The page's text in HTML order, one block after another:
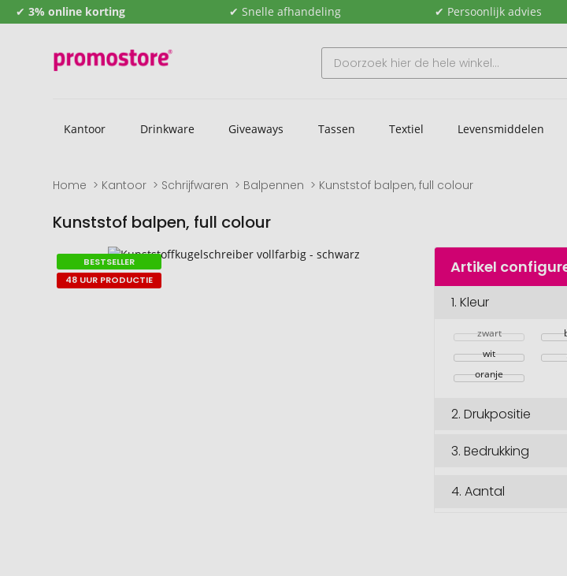
✔ 3% online korting ✔ Snelle afhandeling ✔ Persoonlijk advies
Kantoor Drinkware Giveaways Tassen Textiel Levensmiddelen
Home Kantoor Schrijfwaren Balpennen Kunststof balpen, full colour
Kunststof balpen, full colour
Naar
het
einde
Naar
het
begin
BESTSELLER
48 UUR PRODUCTIE
Artikel
1.Kleur
zwart
wit
oranje
2.Drukpositie
3.Bedrukking
4.Aantal